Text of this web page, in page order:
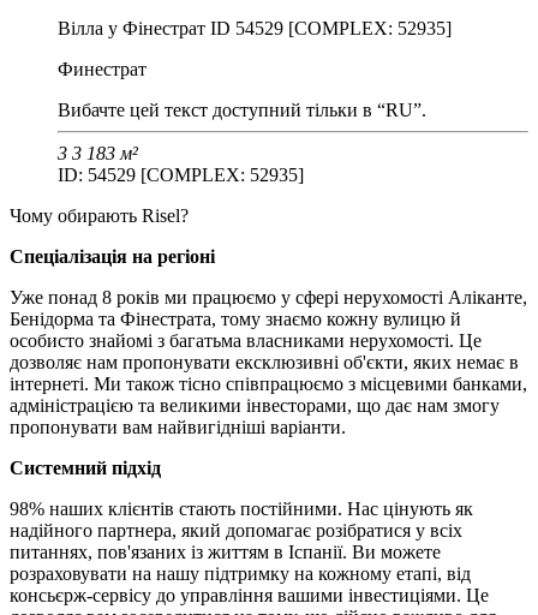
Вілла у Фінестрат ID 54529 [COMPLEX: 52935]
Финестрат
Вибачте цей текст доступний тільки в “RU”.
3 3 183 м²
ID: 54529 [COMPLEX: 52935]
Чому обирають Risel?
Спеціалізація на регіоні
Уже понад 8 років ми працюємо у сфері нерухомості Аліканте,
Бенідорма та Фінестрата, тому знаємо кожну вулицю й
особисто знайомі з багатьма власниками нерухомості. Це
дозволяє нам пропонувати ексклюзивні об'єкти, яких немає в
інтернеті. Ми також тісно співпрацюємо з місцевими банками,
адміністрацією та великими інвесторами, що дає нам змогу
пропонувати вам найвигідніші варіанти.
Системний підхід
98% наших клієнтів стають постійними. Нас цінують як
надійного партнера, який допомагає розібратися у всіх
питаннях, пов'язаних із життям в Іспанії. Ви можете
розраховувати на нашу підтримку на кожному етапі, від
консьєрж-сервісу до управління вашими інвестиціями. Це